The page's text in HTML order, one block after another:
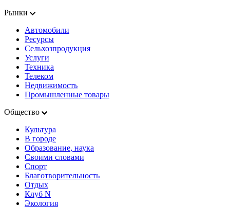
Рынки
Автомобили
Ресурсы
Сельхозпродукция
Услуги
Техника
Телеком
Недвижимость
Промышленные товары
Общество
Культура
В городе
Образование, наука
Своими словами
Спорт
Благотворительность
Отдых
Клуб N
Экология